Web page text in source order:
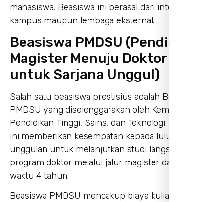
mahasiswa. Beasiswa ini berasal dari internal
kampus maupun lembaga eksternal.
Beasiswa PMDSU (Pendidikan
Magister Menuju Doktor
untuk Sarjana Unggul)
Salah satu beasiswa prestisius adalah Beasiswa
PMDSU yang diselenggarakan oleh Kementerian
Pendidikan Tinggi, Sains, dan Teknologi. Program
ini memberikan kesempatan kepada lulusan S1
unggulan untuk melanjutkan studi langsung ke
program doktor melalui jalur magister dalam
waktu 4 tahun.
Beasiswa PMDSU mencakup biaya kuliah penuh,